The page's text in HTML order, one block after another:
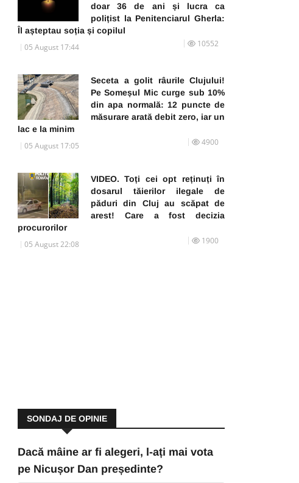
doar 36 de ani și lucra ca
polițist la Penitenciarul Gherla:
Îl așteptau soția și copilul
05 August 17:44 10552
Seceta a golit râurile Clujului!
Pe Someșul Mic curge sub 10%
din apa normală: 12 puncte de
măsurare arată debit zero, iar un
lac e la minim
05 August 17:05 4900
VIDEO. Toți cei opt reținuți în
dosarul tăierilor ilegale de
păduri din Cluj au scăpat de
arest! Care a fost decizia
procurorilor
05 August 22:08 1900
SONDAJ DE OPINIE
Dacă mâine ar fi alegeri, l-ați mai vota
pe Nicușor Dan președinte?